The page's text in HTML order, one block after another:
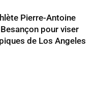
Pierre-Antoine
pour viser
de Los Angeles